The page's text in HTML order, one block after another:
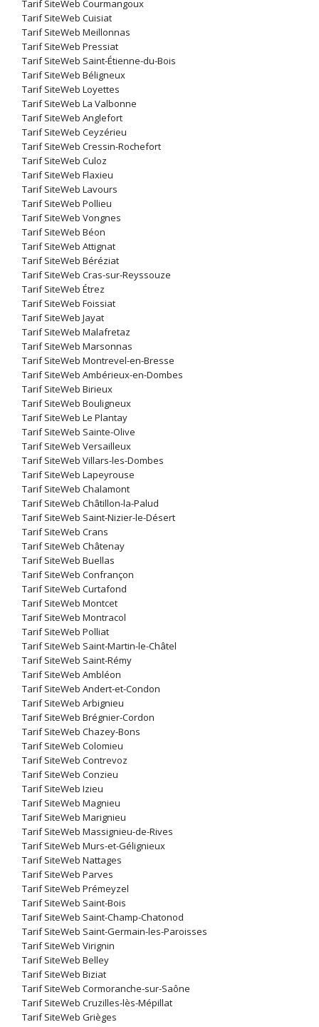
Tarif SiteWeb Courmangoux
Tarif SiteWeb Cuisiat
Tarif SiteWeb Meillonnas
Tarif SiteWeb Pressiat
Tarif SiteWeb Saint-Étienne-du-Bois
Tarif SiteWeb Béligneux
Tarif SiteWeb Loyettes
Tarif SiteWeb La Valbonne
Tarif SiteWeb Anglefort
Tarif SiteWeb Ceyzérieu
Tarif SiteWeb Cressin-Rochefort
Tarif SiteWeb Culoz
Tarif SiteWeb Flaxieu
Tarif SiteWeb Lavours
Tarif SiteWeb Pollieu
Tarif SiteWeb Vongnes
Tarif SiteWeb Béon
Tarif SiteWeb Attignat
Tarif SiteWeb Béréziat
Tarif SiteWeb Cras-sur-Reyssouze
Tarif SiteWeb Étrez
Tarif SiteWeb Foissiat
Tarif SiteWeb Jayat
Tarif SiteWeb Malafretaz
Tarif SiteWeb Marsonnas
Tarif SiteWeb Montrevel-en-Bresse
Tarif SiteWeb Ambérieux-en-Dombes
Tarif SiteWeb Birieux
Tarif SiteWeb Bouligneux
Tarif SiteWeb Le Plantay
Tarif SiteWeb Sainte-Olive
Tarif SiteWeb Versailleux
Tarif SiteWeb Villars-les-Dombes
Tarif SiteWeb Lapeyrouse
Tarif SiteWeb Chalamont
Tarif SiteWeb Châtillon-la-Palud
Tarif SiteWeb Saint-Nizier-le-Désert
Tarif SiteWeb Crans
Tarif SiteWeb Châtenay
Tarif SiteWeb Buellas
Tarif SiteWeb Confrançon
Tarif SiteWeb Curtafond
Tarif SiteWeb Montcet
Tarif SiteWeb Montracol
Tarif SiteWeb Polliat
Tarif SiteWeb Saint-Martin-le-Châtel
Tarif SiteWeb Saint-Rémy
Tarif SiteWeb Ambléon
Tarif SiteWeb Andert-et-Condon
Tarif SiteWeb Arbignieu
Tarif SiteWeb Brégnier-Cordon
Tarif SiteWeb Chazey-Bons
Tarif SiteWeb Colomieu
Tarif SiteWeb Contrevoz
Tarif SiteWeb Conzieu
Tarif SiteWeb Izieu
Tarif SiteWeb Magnieu
Tarif SiteWeb Marignieu
Tarif SiteWeb Massignieu-de-Rives
Tarif SiteWeb Murs-et-Gélignieux
Tarif SiteWeb Nattages
Tarif SiteWeb Parves
Tarif SiteWeb Prémeyzel
Tarif SiteWeb Saint-Bois
Tarif SiteWeb Saint-Champ-Chatonod
Tarif SiteWeb Saint-Germain-les-Paroisses
Tarif SiteWeb Virignin
Tarif SiteWeb Belley
Tarif SiteWeb Biziat
Tarif SiteWeb Cormoranche-sur-Saône
Tarif SiteWeb Cruzilles-lès-Mépillat
Tarif SiteWeb Grièges